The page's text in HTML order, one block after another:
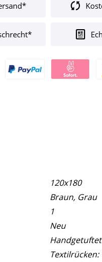
120x180
Braun, Grau
1
Neu
Handgetuftet
Textilrücken: